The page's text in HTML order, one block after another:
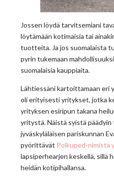
Jossen löydä tarvitsemiani
löytämään kotimaisia tai
tuotteita. Ja jos suomalaista
pyrin tukemaan
suomalaisia kauppiaita.
Lähtiessäni kartoittamaan eri
oli erityisesti yritykset, jotka
yrityksen esiripun takana
yritystä. Näistä syistä
jyväskyläläisen pariskunnan
pyörittävät Polkuped-nimistä
lapsiperhearjen keskellä, sillä
heidän kotipihallansa.